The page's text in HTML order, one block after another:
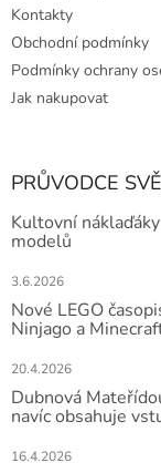
Kontakty
Obchodní podmínky
Podmínky ochrany
Jak nakupovat
PRŮVODCE
Kultovní
modelů
3.6.2026
Nové LEGO
Ninjago a
20.4.2026
Dubnová
navíc obsahuje
16.4.2026